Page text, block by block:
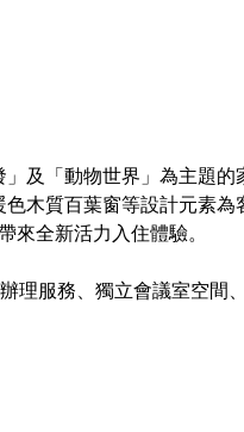
及「動物世界」為主題
木質百葉窗等設計元素
來全新活力入住體驗。
理服務、獨立會議室空間